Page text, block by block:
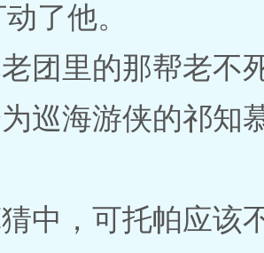
了他。
团里的那帮老不
巡海游侠的祁知
中，可托帕应该